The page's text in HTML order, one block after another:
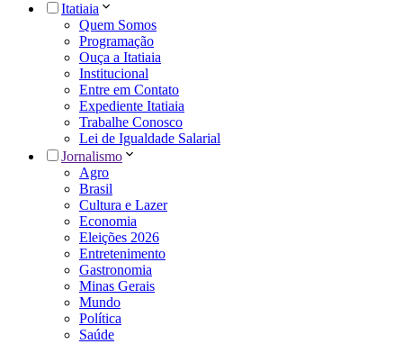
Itatiaia
Quem Somos
Programação
Ouça a Itatiaia
Institucional
Entre em Contato
Expediente Itatiaia
Trabalhe Conosco
Lei de Igualdade Salarial
Jornalismo
Agro
Brasil
Cultura e Lazer
Economia
Eleições 2026
Entretenimento
Gastronomia
Minas Gerais
Mundo
Política
Saúde